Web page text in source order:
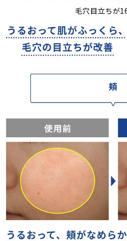
毛穴目立ちが
頬